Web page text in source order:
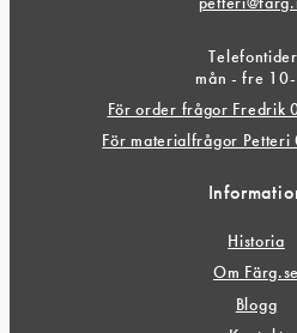
mån - fre
För order frågor Fredrik
För materialfrågor
Historia
Om Färg.se
Blogg